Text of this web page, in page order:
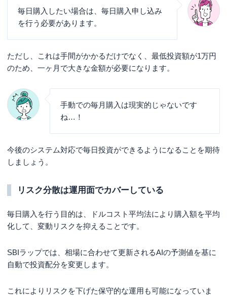
毎日購入したい場合は、毎日購入申し込み
を行う必要があります。
ただし、これは手間がかかるだけでなく、最低投資額が1万円
のため、一ヶ月で大きな金額が必要になります。
手動での毎月購入は現実的じゃないです
ね…！
今後のシステム対応で毎日投資ができるようになることを期待
しましょう。
リスク分散は運用面でカバーしている
毎日購入を行う目的は、ドルコスト平均法により購入額を平均
化して、変動リスクを抑えることです。
SBIラップでは、相場に合わせて更新されるAIの予測値を基に
自動で投資配分を変更します。
これによりリスクを下げた保守的な運用も可能になっていま